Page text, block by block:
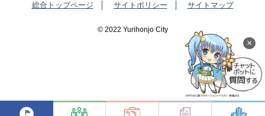
×
総合トップページ サイトポリシー サイトマップ
©️ 2022 Yurihonjo City